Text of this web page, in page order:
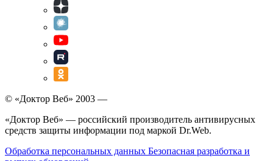
© «Доктор Веб» 2003 —
«Доктор Веб» — российский производитель антивирусных
средств защиты информации под маркой Dr.Web.
Обработка персональных данных Безопасная разработка и